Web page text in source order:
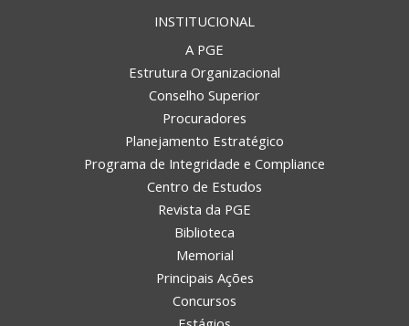
INSTITUCIONAL
A PGE
Estrutura Organizacional
Conselho Superior
Procuradores
Planejamento Estratégico
Programa de Integridade e Compliance
Centro de Estudos
Revista da PGE
Biblioteca
Memorial
Principais Ações
Concursos